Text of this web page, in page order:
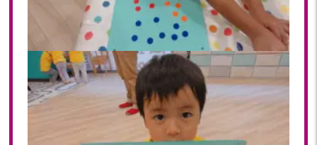
2020年 12月(19)
2020年 11月(19)
2020年 10月(22)
2020年 09月(20)
2020年 08月(20)